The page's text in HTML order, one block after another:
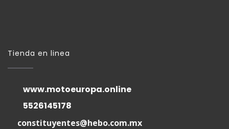
Tienda en linea
www.motoeuropa.online
5526145178
constituyentes@hebo.com.mx